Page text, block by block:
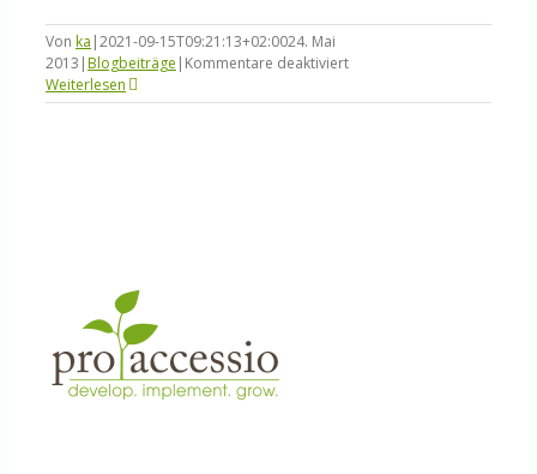
Von ka |2021-09-15T09:21:13+02:0024. Mai
2013 |Blogbeiträge | Kommentare deaktiviertfür
„Gegen
Weiterlesen